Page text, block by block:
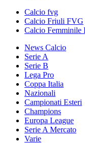
Calcio fvg
Calcio Friuli FVG
Calcio Femminile
News Calcio
Serie A
Serie B
Lega Pro
Coppa Italia
Nazionali
Campionati Esteri
Champions
Europa League
Serie A Mercato
Varie